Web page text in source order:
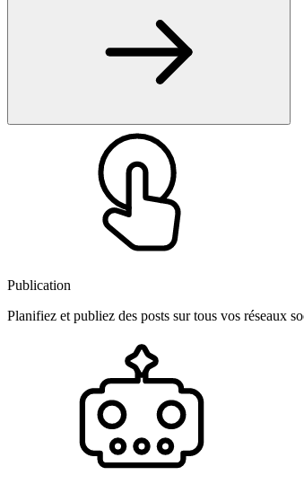
Publication
Planifiez et publiez des posts sur tous vos réseaux